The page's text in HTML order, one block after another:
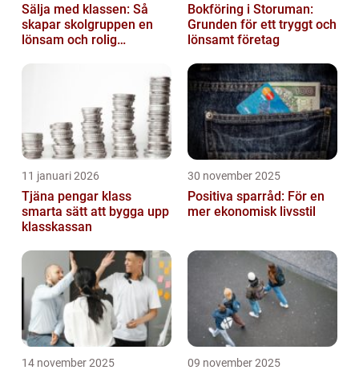
Sälja med klassen: Så
skapar skolgruppen en
lönsam och rolig
Bokföring i Storuman:
Grunden för ett tryggt och
lönsamt företag
11 januari 2026
Tjäna pengar klass
smarta sätt att bygga upp
klasskassan
30 november 2025
Positiva sparråd: För en
mer ekonomisk livsstil
14 november 2025 09 november 2025